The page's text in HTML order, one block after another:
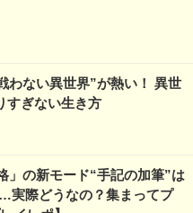
わない異世界”が熱い！ 異世
すぎない生き方
」の新モード“手記の加筆”は
実際どうなの？集まってプ